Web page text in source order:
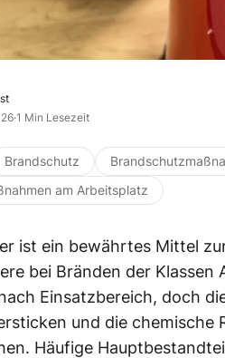
·1 Min Lesezeit
Brandschutz
am Arbeitsplatz
ist ein bewährtes Mittel
bei Bränden der Klassen
Einsatzbereich, doch
und die chemische
Häufige